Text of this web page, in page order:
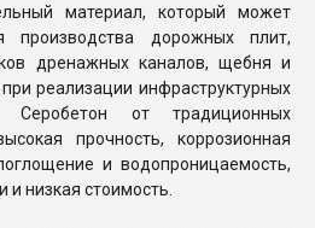
материал, который может
производства дорожных плит,
дренажных каналов, щебня и
реализации инфраструктурных
Серобетон от традиционных
прочность, коррозионная
и водопроницаемость,
низкая стоимость.